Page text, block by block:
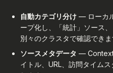
自動カテゴリ分け — ローカ
ープ化し、「統計」ソース
別々のクラスタで確認できま
ソースメタデータ — Context
イトル、URL、訪問タイム